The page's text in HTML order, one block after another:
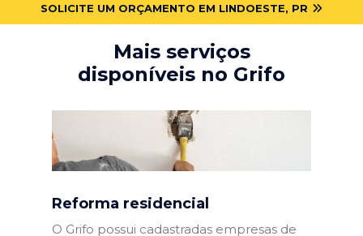
SOLICITE UM ORÇAMENTO EM LINDOESTE, PR
Mais serviços
disponíveis no Grifo
Reforma residencial
O Grifo possui cadastradas empresas de